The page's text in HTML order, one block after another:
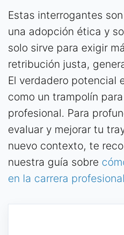
Estas interrogantes
una adopción ética y
solo sirve para exigir
retribución justa,
El verdadero potencial
como un trampolín
profesional. Para
evaluar y mejorar tu
nuevo contexto, te
nuestra guía sobre
en la carrera